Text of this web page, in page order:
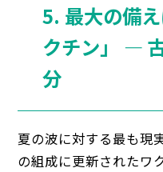
5. 最大の備
クチン」 ―
分
夏の波に対する最も現
の組成に更新されたワ